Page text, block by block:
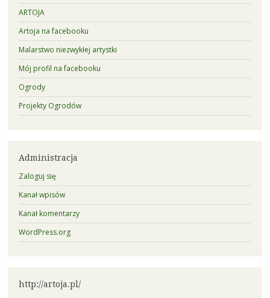
ARTOJA
Artoja na facebooku
Malarstwo niezwykłej artystki
Mój profil na facebooku
Ogrody
Projekty Ogrodów
Administracja
Zaloguj się
Kanał wpisów
Kanał komentarzy
WordPress.org
http://artoja.pl/